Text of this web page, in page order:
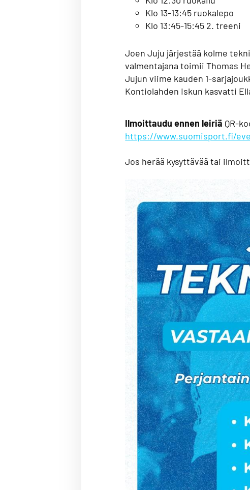
Klo 13-13:45 ruokalepo
Klo 13:45-15:45 2. treeni
Joen Juju järjestää kolme
valmentajana toimii Thomas
Jujun viime kauden 1-
Kontiolahden Iskun kasvatti
Ilmoittaudu ennen leiriä QR-
https://www.suomisport.fi/
Jos herää kysyttävää tai